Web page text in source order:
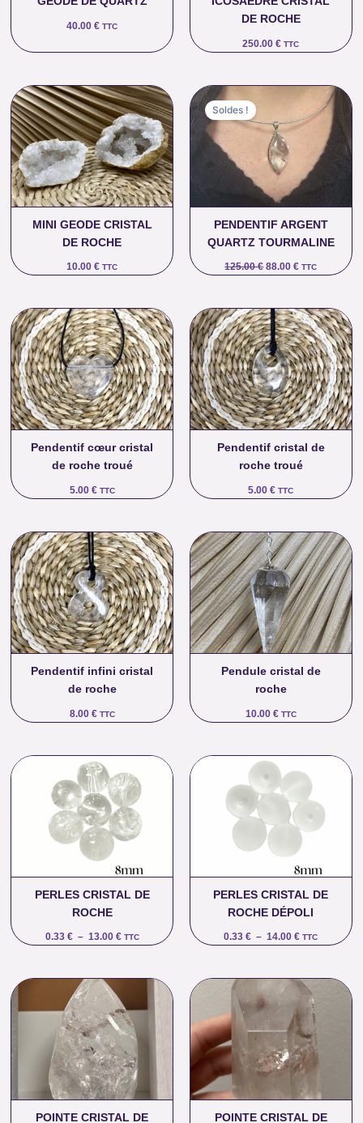
40.00€ TTC
DE ROCHE
250.00€ TTC
MINI GEODE CRISTAL
DE ROCHE
10.00€ TTC
Soldes !
PENDENTIF ARGENT
QUARTZ TOURMALINE
125.00€
était :
125.00 €.
88.00€
Le
actuel
est :
88.00 €.
TTC
Pendentif cœur cristal
de roche troué
5.00 € TTC
Pendentif cristal de
roche troué
5.00€ TTC
Pendentif infini cristal
de roche
8.00 € TTC
Pendule cristal de
roche
10.00 € TTC
PERLES CRISTAL DE
ROCHE
0.33 € – 13.00 €
de
prix :
0.33 €
à
13.00 €
TTC
PERLES CRISTAL DE
ROCHE DÉPOLI
0.33€ – 14.00€
de
0.33 €
14.00 €
TTC
POINTE CRISTAL DE POINTE CRISTAL DE